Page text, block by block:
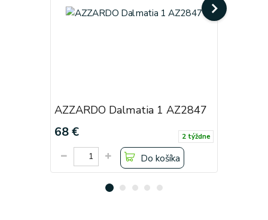
AZZARDO Dalmatia 1 AZ2847
68 € 2 týždne
Do košíka